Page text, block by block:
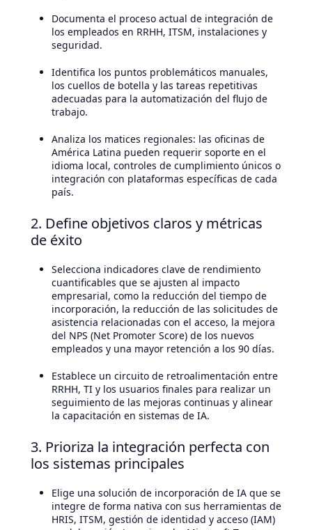
Documenta el proceso actual de integración de
los empleados en RRHH, ITSM, instalaciones y
seguridad.
Identifica los puntos problemáticos manuales,
los cuellos de botella y las tareas repetitivas
adecuadas para la automatización del flujo de
trabajo.
Analiza los matices regionales: las oficinas de
América Latina pueden requerir soporte en el
idioma local, controles de cumplimiento únicos o
integración con plataformas específicas de cada
país.
2. Define objetivos claros y métricas
de éxito
Selecciona indicadores clave de rendimiento
cuantificables que se ajusten al impacto
empresarial, como la reducción del tiempo de
incorporación, la reducción de las solicitudes de
asistencia relacionadas con el acceso, la mejora
del NPS (Net Promoter Score) de los nuevos
empleados y una mayor retención a los 90 días.
Establece un circuito de retroalimentación entre
RRHH, TI y los usuarios finales para realizar un
seguimiento de las mejoras continuas y alinear
la capacitación en sistemas de IA.
3. Prioriza la integración perfecta con
los sistemas principales
Elige una solución de incorporación de IA que se
integre de forma nativa con sus herramientas de
HRIS, ITSM, gestión de identidad y acceso (IAM)